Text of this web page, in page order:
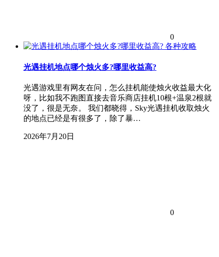
0
各种攻略
光遇挂机地点哪个烛火多?哪里收益高?
光遇游戏里有网友在问，怎么挂机能使烛火收益最大化
呀，比如我不跑图直接去音乐商店挂机10根+温泉2根就
没了，很是无奈。 我们都晓得，Sky光遇挂机收取烛火
的地点已经是有很多了，除了暴…
2026年7月20日
0